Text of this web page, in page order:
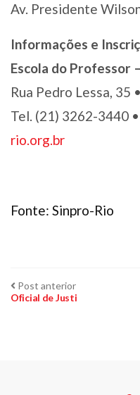
Av. Presidente
Informações e
Escola do Professor
Rua Pedro Lessa, 35
Tel. (21) 3262-3440
rio.org.br
Fonte: Sinpro-Rio
Navegação
Post anteriorPost
anterior:
Oficial de Justi